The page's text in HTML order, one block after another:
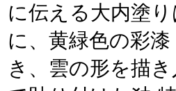
に伝える大内塗
に、黄緑色の彩
き、雲の形を描